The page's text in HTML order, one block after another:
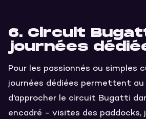
6. Circuit
journées
Pour les passionnés ou simples
journées dédiées permettent au
d'approcher le circuit Bugatti
encadré - visites des paddocks,